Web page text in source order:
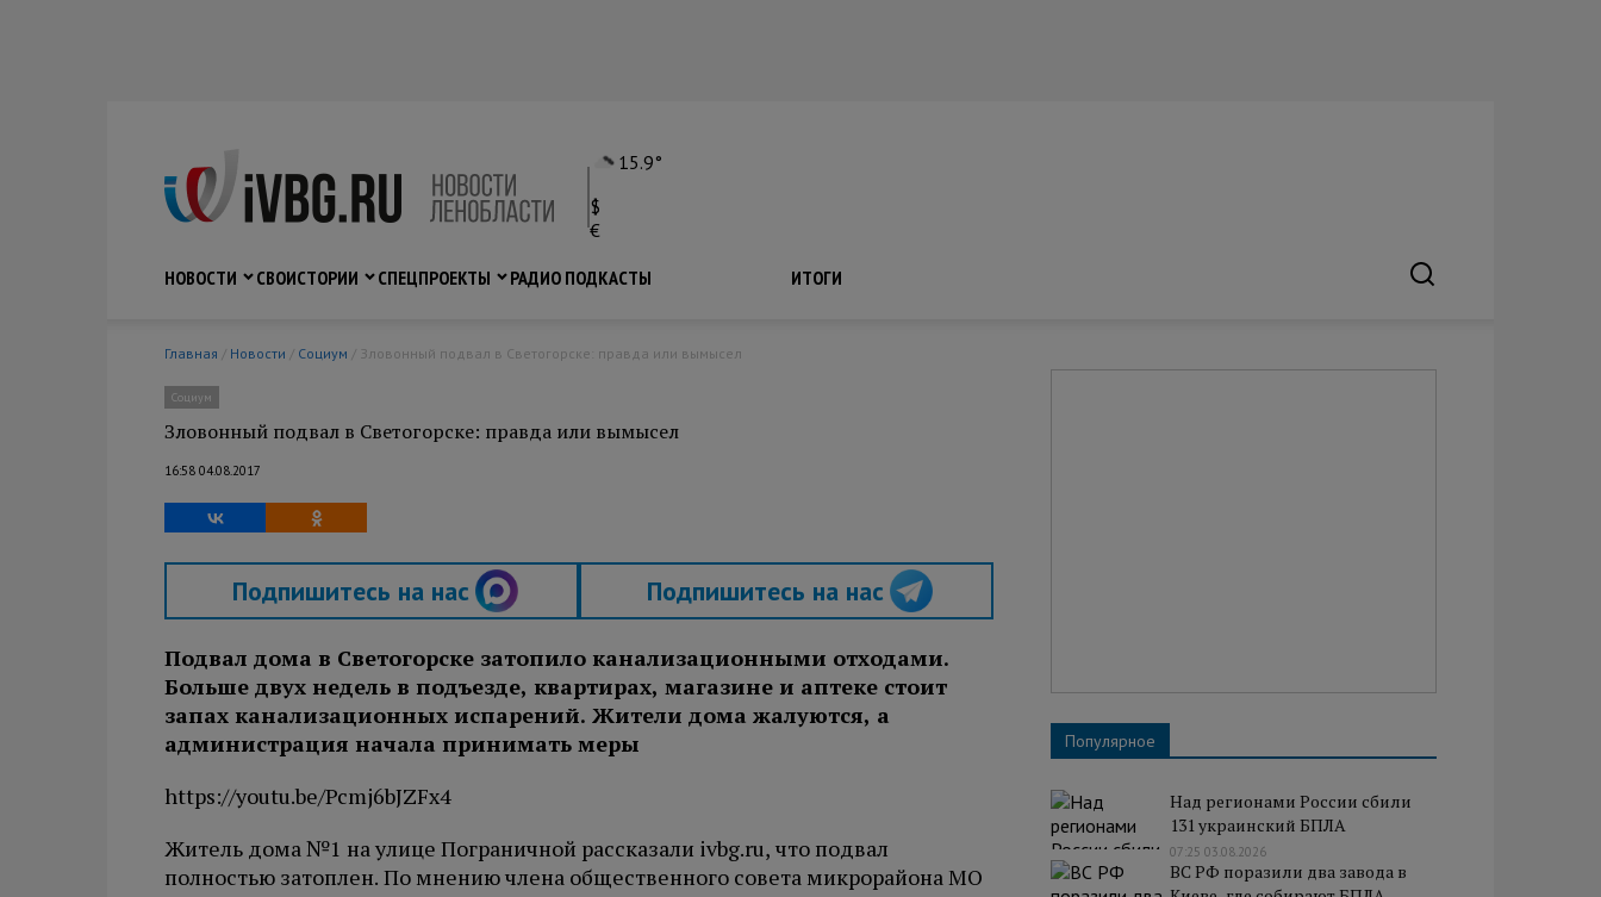
15.9°
$
€
НОВОСТИ
СВОИСТОРИИ СПЕЦПРОЕКТЫ РАДИО ПОДКАСТЫ ИТОГИ
Главная / Новости / Социум / Зловонный подвал в Светогорске: правда или вымысел
Социум
Зловонный подвал в Светогорске: правда или вымысел
16:58 04.08.2017
Подпишитесь на нас Подпишитесь на нас
Подвал дома в Светогорске затопило канализационными отходами.
Больше двух недель в подъезде, квартирах, магазине и аптеке стоит
запах канализационных испарений. Жители дома жалуются, а
администрация начала принимать меры
https://youtu.be/Pcmj6bJZFx4
Житель дома №1 на улице Пограничной рассказали ivbg.ru, что подвал
полностью затоплен. По мнению члена общественного совета микрорайона МО
Популярное
Над регионами России сбили
131 украинский БПЛА
07:25 03.08.2026
ВС РФ поразили два завода в